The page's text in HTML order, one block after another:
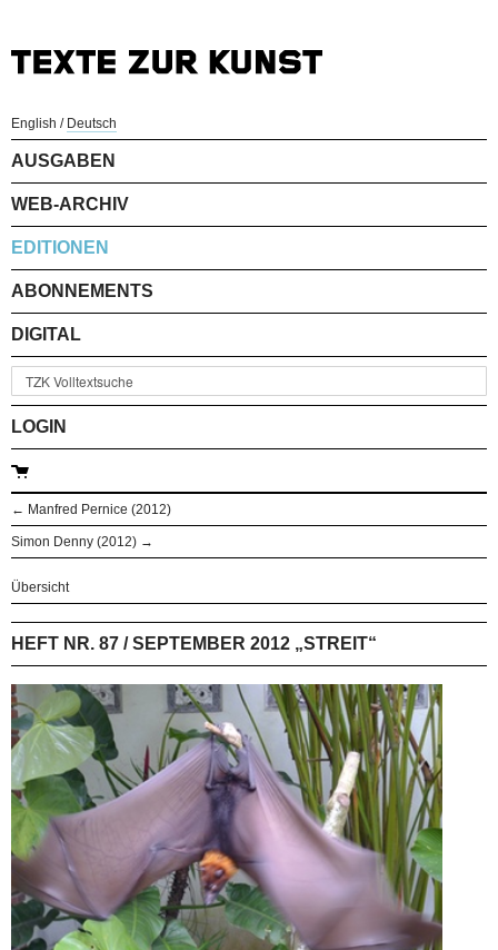
English / Deutsch
AUSGABEN
WEB-ARCHIV
EDITIONEN
ABONNEMENTS
DIGITAL
LOGIN
← Manfred Pernice (2012)
Simon Denny (2012) →
Übersicht
HEFT NR. 87 / SEPTEMBER 2012 „STREIT“